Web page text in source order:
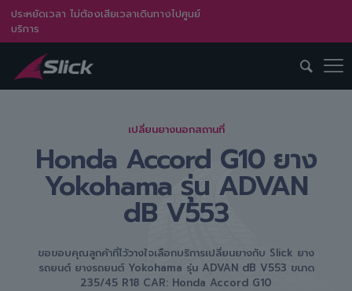
ประหยัดเวลา ไม่ต้องเสียเวลาเดินทางไปศูนย์
บริการ
เปลี่ยนยางนอกสถานที่
Honda Accord G10 ยาง
Yokohama รุ่น ADVAN
dB V553
ขอขอบคุณลูกค้าที่ไว้วางใจเลือกบริการเปลี่ยนยางกับ Slick ยาง
รถยนต์ ยางรถยนต์ Yokohama รุ่น ADVAN dB V553 ขนาด
235/45 R18 CAR: Honda Accord G10